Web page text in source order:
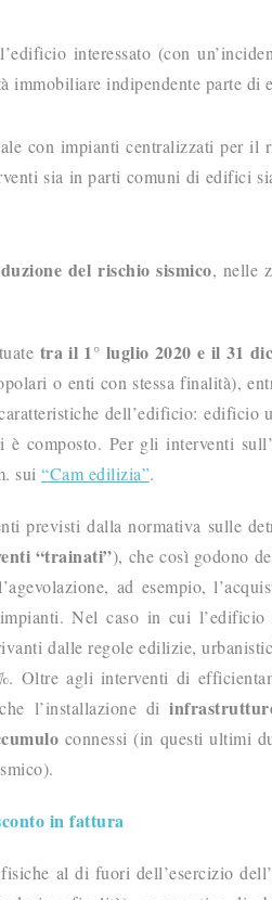
interessato (con
immobiliare indipendente parte
con impianti centralizzati per il
sia in parti comuni di edifici
del rischio sismico, nelle
tra il 1° luglio 2020 e il 31
o enti con stessa finalità),
dell’edificio: edificio
composto. Per gli interventi
sui “Cam edilizia”.
previsti dalla normativa sulle
“trainati”), che così godono
ad esempio,
Nel caso in cui
dalle regole edilizie,
Oltre agli interventi di
l’installazione di
connessi (in questi ultimi
in fattura
al di fuori dell’esercizio